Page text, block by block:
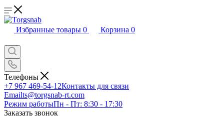
Избранные товары 0 Корзина 0
Телефоны
+7 967 469-54-12Контакты для связи
Emailts@torgsnab-rt.com
Режим работыПн - Пт: 8:30 - 17:30
Заказать звонок